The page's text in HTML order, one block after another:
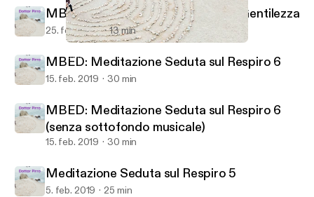
Dottor Pirro: Meditazioni guidate
MBED: Meditazione di Amorevole Gentilezza
25. feb. 2019 13 min
MBED: Meditazione Seduta sul Respiro 6
15. feb. 2019 30 min
MBED: Meditazione Seduta sul Respiro 6
(senza sottofondo musicale)
15. feb. 2019 30 min
Meditazione Seduta sul Respiro 5
5. feb. 2019 25 min